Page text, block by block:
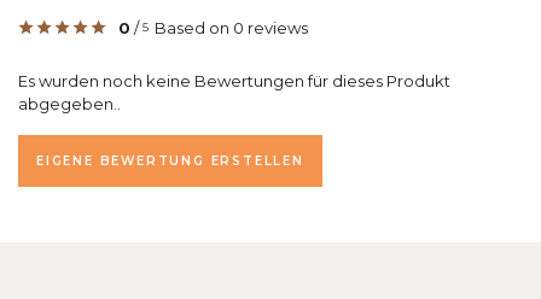
0 /5 Based on 0 reviews
Es wurden noch keine Bewertungen für dieses Produkt
abgegeben..
EIGENE BEWERTUNG ERSTELLEN